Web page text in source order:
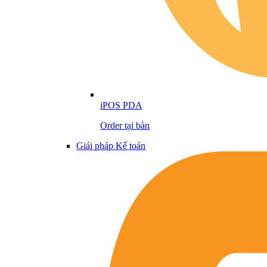
iPOS PDA
Order tại bàn
Giải pháp Kế toán